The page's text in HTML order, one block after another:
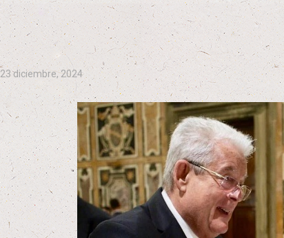
23 diciembre, 2024